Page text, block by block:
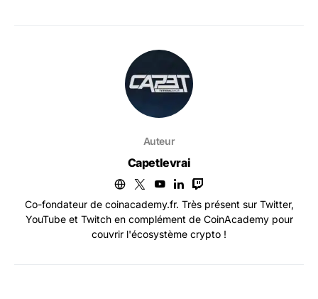
Auteur
Capetlevrai
Co-fondateur de coinacademy.fr. Très présent sur Twitter,
YouTube et Twitch en complément de CoinAcademy pour
couvrir l'écosystème crypto !